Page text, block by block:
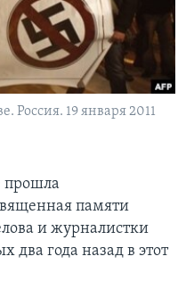
Россия. 19 января 2011
прошла
памяти
и журналистки
два года назад в этот